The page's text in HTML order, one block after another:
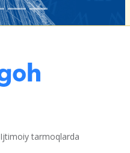
Ijtimoiy tarmoqlarda